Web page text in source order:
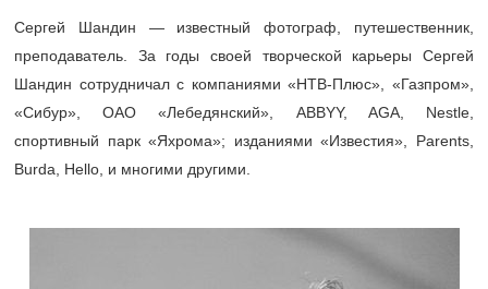
Сергей Шандин — известный фотограф, путешественник,
преподаватель. За годы своей творческой карьеры Сергей
Шандин сотрудничал с компаниями «НТВ-Плюс», «Газпром»,
«Сибур», ОАО «Лебедянский», ABBYY, AGA, Nestle,
спортивный парк «Яхрома»; изданиями «Известия», Parents,
Burda, Hello, и многими другими.